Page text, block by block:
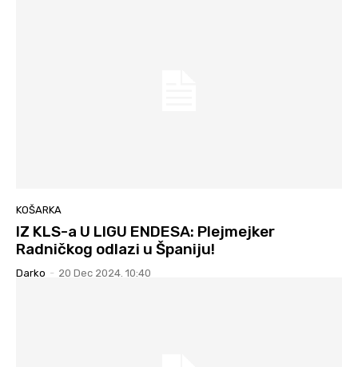
KOŠARKA
IZ KLS-a U LIGU ENDESA: Plejmejker
Radničkog odlazi u Španiju!
Darko - 20 Dec 2024. 10:40